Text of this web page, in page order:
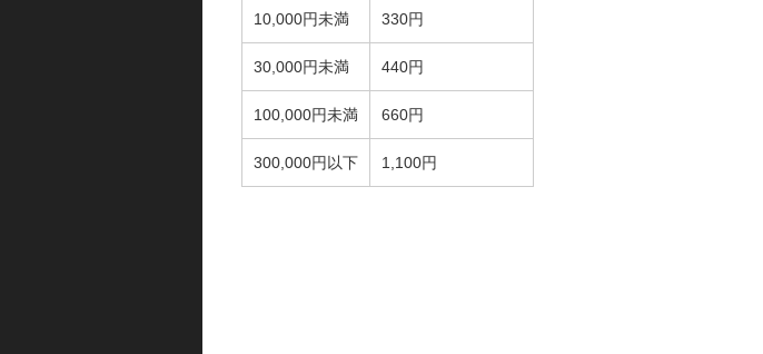
10,000円未満 330円
30,000円未満 440円
100,000円未満 660円
300,000円以下 1,100円